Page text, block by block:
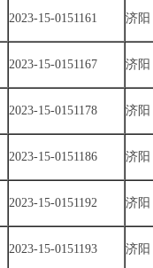
2023-15-0151161 济阳
2023-15-0151167 济阳
2023-15-0151178 济阳
2023-15-0151186 济阳
2023-15-0151192 济阳
2023-15-0151193 济阳